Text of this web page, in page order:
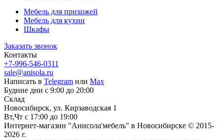
Мебель для прихожей
Мебель для кухни
Шкафы
Заказать звонок
Контакты
+7-996-546-0311
sale@anisola.ru
Написать в Telegram или Max
Будние дни с 9:00 до 20:00
Склад
Новосибирск, ул. Кирзаводская 1
Вт,Чт с 17:00 до 19:00
Интернет-магазин "Анисола'мебель" в Новосибирске © 2015-
2026 г.